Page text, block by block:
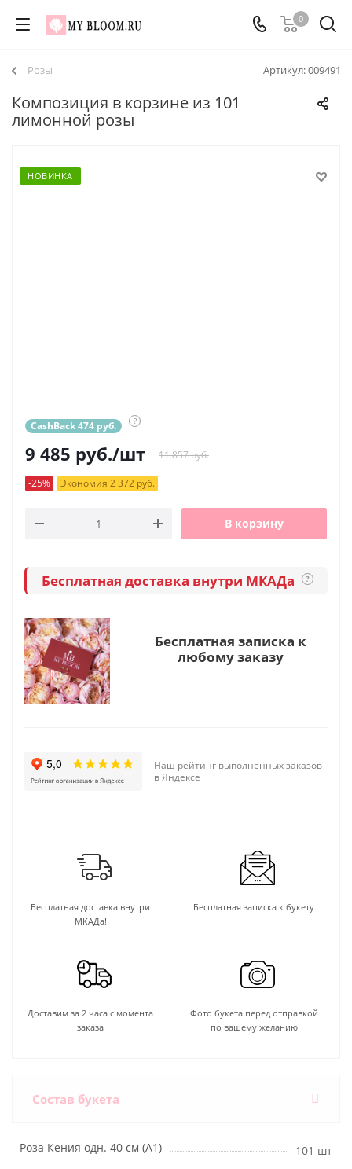
0
Артикул:009491
Розы
Композиция в корзине из 101
лимонной розы
НОВИНКА
CashBack 474 руб. ?
9 485 руб./шт 11 857 руб.
-25% Экономия 2 372 руб.
В корзину
Бесплатная доставка внутри МКАДа ?
Бесплатная записка к
любому заказу
Наш рейтинг выполненных заказов
в Яндексе
Бесплатная доставка внутри
МКАДа!
Бесплатная записка к букету
Доставим за 2 часа с момента
заказа
Фото букета перед отправкой
по вашему желанию
Состав букета
Роза Кения одн. 40 см (А1)
101 шт